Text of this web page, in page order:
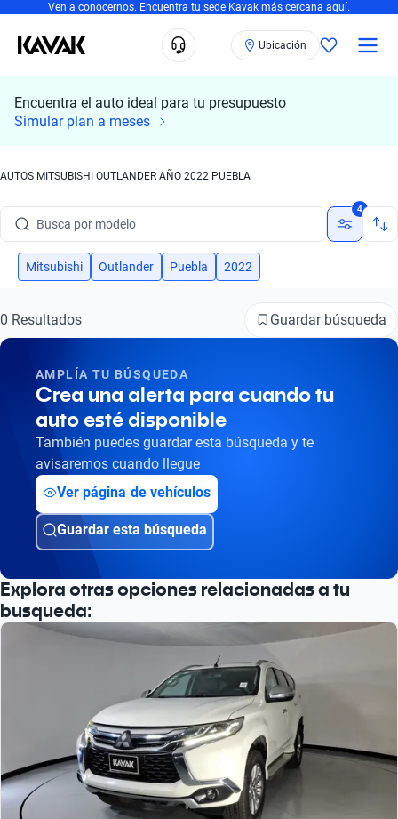
Ven a conocernos. Encuentra tu sede Kavak más cercana aquí.
Ubicación
Encuentra el auto ideal para tu presupuesto
Simular plan a meses
AUTOS MITSUBISHI OUTLANDER AÑO 2022 PUEBLA
Busca por modelo
Busca por versión
Busca por marca
Busca por modelo
Busca por versión
Busca por año
4
Mitsubishi Outlander Puebla 2022
0 Resultados Guardar búsqueda
AMPLÍA TU BÚSQUEDA
Crea una alerta para cuando tu
auto esté disponible
También puedes guardar esta búsqueda y te
avisaremos cuando llegue
Ver página de vehículos
Guardar esta búsqueda
Explora otras opciones relacionadas a tu
busqueda: